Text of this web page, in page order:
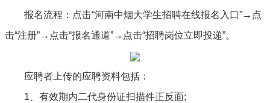
报名流程：点击“河南中烟大学生招聘在线报名入口”→点
击“注册”→点击“报名通道”→点击“招聘岗位立即投递”。
应聘者上传的应聘资料包括：
1、有效期内二代身份证扫描件正反面;